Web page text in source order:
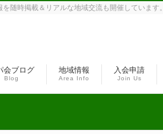
随時掲載＆リアルな地域交流も開催しています。
会ブログ
Blog
地域情報
Area Info
入会申請
Join Us